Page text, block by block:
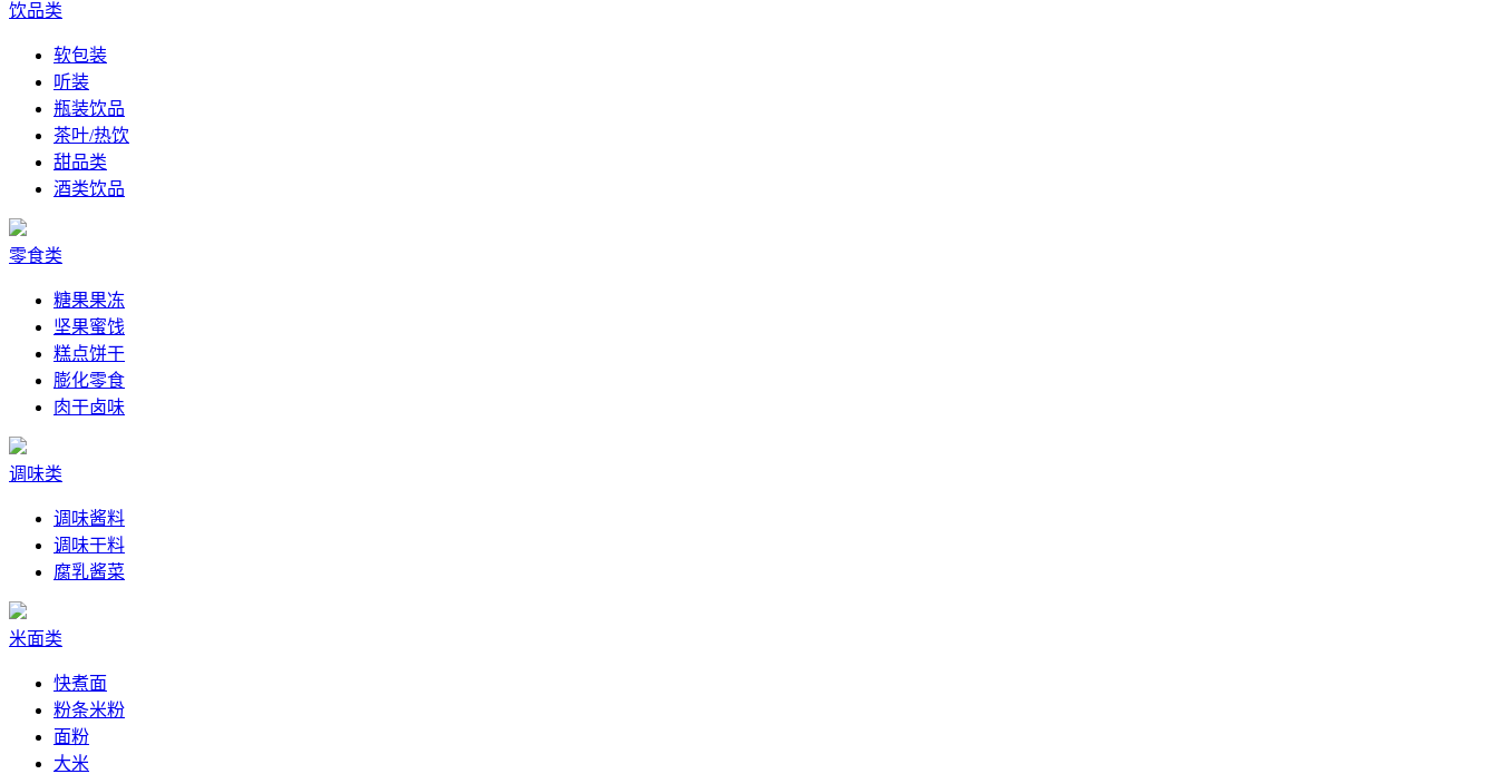
饮品类
软包装
听装
瓶装饮品
茶叶/热饮
甜品类
酒类饮品
零食类
糖果果冻
坚果蜜饯
糕点饼干
膨化零食
肉干卤味
调味类
调味酱料
调味干料
腐乳酱菜
米面类
快煮面
粉条米粉
面粉
大米